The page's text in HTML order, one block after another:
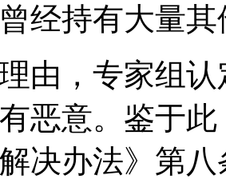
经持有大量
由，专家组
恶意。鉴于
决办法》第